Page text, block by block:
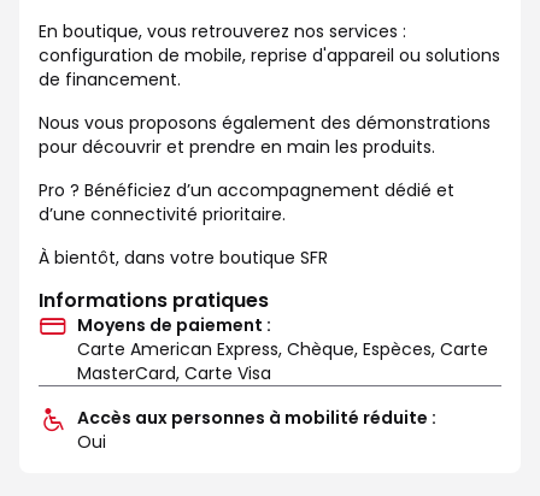
En boutique, vous retrouverez nos services :
configuration de mobile, reprise d'appareil ou solutions
de financement.
Nous vous proposons également des démonstrations
pour découvrir et prendre en main les produits.
Pro ? Bénéficiez d’un accompagnement dédié et
d’une connectivité prioritaire.
À bientôt, dans votre boutique SFR
Informations pratiques
Moyens de paiement :
Carte American Express, Chèque, Espèces, Carte
MasterCard, Carte Visa
Accès aux personnes à mobilité réduite :
Oui